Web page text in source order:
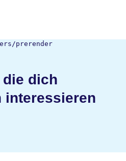
prerender
dich
interessieren